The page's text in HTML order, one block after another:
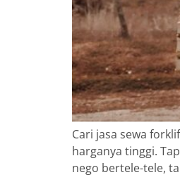
Cari jasa sewa
harganya tinggi.
nego bertele-tele,